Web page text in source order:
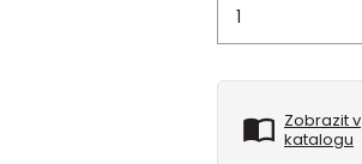
Zobrazit v
katalogu